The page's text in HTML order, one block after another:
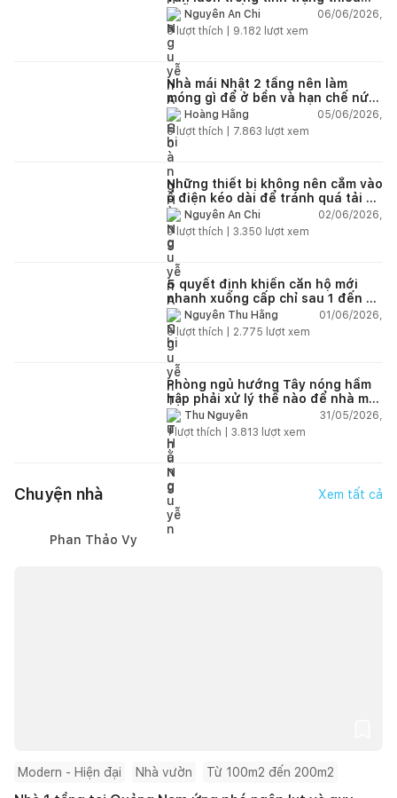
chỗ chứa đồ?
Nguyễn An Chi
06/06/2026,
5lượt thích | 9.182 lượt xem
Nhà mái Nhật 2 tầng nên làm
móng gì để ở bền và hạn chế nứt
lún?Hoàng Hằng
05/06/2026,
5lượt thích | 7.863 lượt xem
Những thiết bị không nên cắm vào
ổ điện kéo dài để tránh quá tải và
chập cháy trong nhà
Nguyễn An Chi
02/06/2026,
9lượt thích | 3.350 lượt xem
5 quyết định khiến căn hộ mới
nhanh xuống cấp chỉ sau 1 đến 2
nămNguyễn Thu Hằng
01/06/2026,
5lượt thích | 2.775 lượt xem
Phòng ngủ hướng Tây nóng hầm
hập phải xử lý thế nào để nhà mát
hơn?Thu Nguyễn
31/05/2026,
1lượt thích | 3.813 lượt xem
Chuyện nhà Xem tất cả
Phan Thảo Vy
Modern - Hiện đại Nhà vườn Từ 100m2 đến 200m2